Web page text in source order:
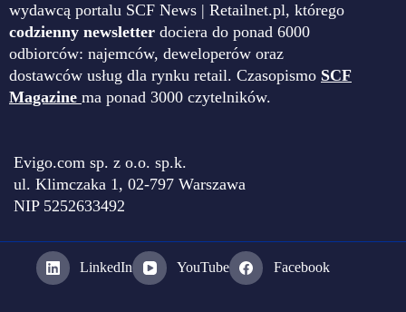
wydawcą portalu SCF News | Retailnet.pl, którego
codzienny newsletter dociera do ponad 6000
odbiorców: najemców, deweloperów oraz
dostawców usług dla rynku retail. Czasopismo SCF
Magazine ma ponad 3000 czytelników.
Evigo.com sp. z o.o. sp.k.
ul. Klimczaka 1, 02-797 Warszawa
NIP 5252633492
LinkedIn YouTube Facebook